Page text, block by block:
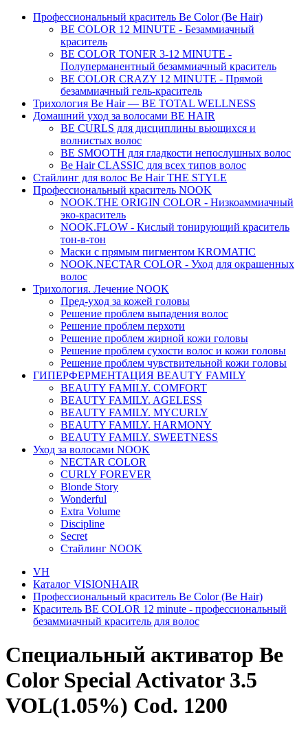
Профессиональный краситель Be Color (Be Hair)
BE COLOR 12 MINUTE - Безаммиачный
краситель
BE COLOR TONER 3-12 MINUTE -
Полуперманентный безаммиачный краситель
BE COLOR CRAZY 12 MINUTE - Прямой
безаммиачный гель-краситель
Трихология Be Hair — BE TOTAL WELLNESS
Домашний уход за волосами BE HAIR
BE CURLS для дисциплины вьющихся и
волнистых волос
BE SMOOTH для гладкости непослушных волос
Be Hair CLASSIC для всех типов волос
Стайлинг для волос Be Hair THE STYLE
Профессиональный краситель NOOK
NOOK.THE ORIGIN COLOR - Низкоаммиачный
эко-краситель
NOOK.FLOW - Кислый тонирующий краситель
тон-в-тон
Маски с прямым пигментом KROMATIC
NOOK.NECTAR COLOR - Уход для окрашенных
волос
Трихология. Лечение NOOK
Пред-уход за кожей головы
Решение проблем выпадения волос
Решение проблем перхоти
Решение проблем жирной кожи головы
Решение проблем сухости волос и кожи головы
Решение проблем чувствительной кожи головы
ГИПЕРФЕРМЕНТАЦИЯ BEAUTY FAMILY
BEAUTY FAMILY. COMFORT
BEAUTY FAMILY. AGELESS
BEAUTY FAMILY. MYCURLY
BEAUTY FAMILY. HARMONY
BEAUTY FAMILY. SWEETNESS
Уход за волосами NOOK
NECTAR COLOR
CURLY FOREVER
Blonde Story
Wonderful
Extra Volume
Discipline
Secret
Стайлинг NOOK
VH
Каталог VISIONHAIR
Профессиональный краситель Be Color (Be Hair)
Краситель BE COLOR 12 minute - профессиональный
безаммиачный краситель для волос
Специальный активатор Be
Color Special Activator 3.5
VOL(1.05%) Cod. 1200